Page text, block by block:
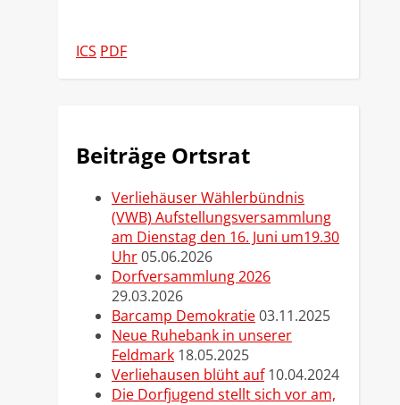
ICS PDF
Beiträge Ortsrat
Verliehäuser Wählerbündnis
(VWB) Aufstellungsversammlung
am Dienstag den 16. Juni um19.30
Uhr05.06.2026
Dorfversammlung 2026
29.03.2026
Barcamp Demokratie03.11.2025
Neue Ruhebank in unserer
Feldmark 18.05.2025
Verliehausen blüht auf10.04.2024
Die Dorfjugend stellt sich vor am,